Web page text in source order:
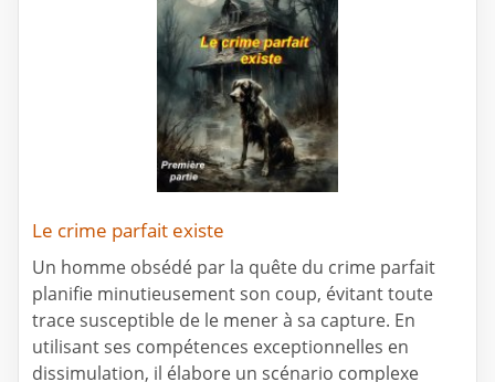
Le crime parfait existe
Un homme obsédé par la quête du crime parfait
planifie minutieusement son coup, évitant toute
trace susceptible de le mener à sa capture. En
utilisant ses compétences exceptionnelles en
dissimulation, il élabore un scénario complexe